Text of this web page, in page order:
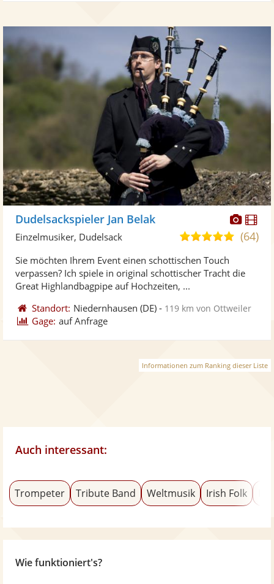
Dudelsackspieler Jan Belak
4,9
5
(64)
Einzelmusiker, Dudelsack
Sie möchten Ihrem Event einen schottischen Touch
verpassen? Ich spiele in original schottischer Tracht die
Great Highlandbagpipe auf Hochzeiten, ...
Standort: Niedernhausen (DE) - 119 km von Ottweiler
Gage: auf Anfrage
Informationen zum Ranking dieser Liste
Auch interessant:
Trompeter Tribute Band Weltmusik Irish Folk
Wie funktioniert's?